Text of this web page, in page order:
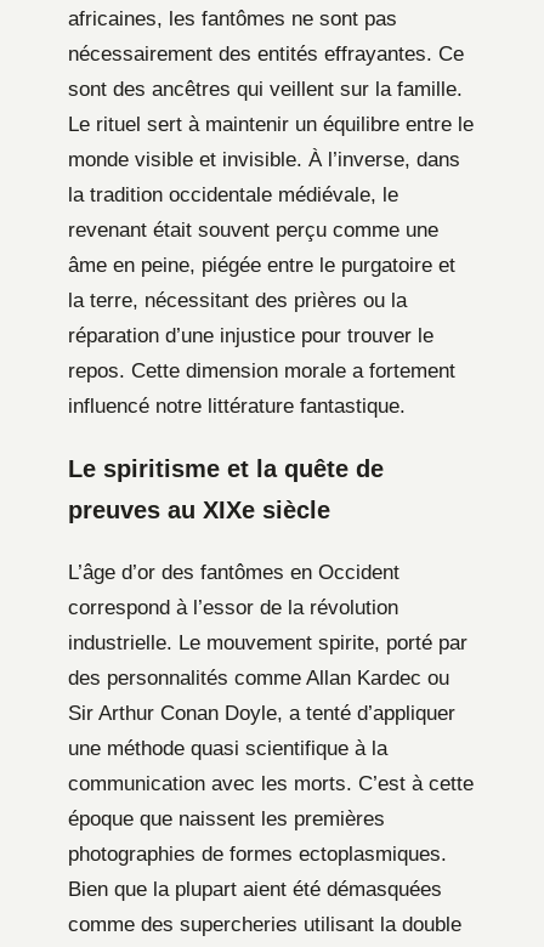
africaines, les fantômes ne sont pas
nécessairement des entités effrayantes. Ce
sont des ancêtres qui veillent sur la famille.
Le rituel sert à maintenir un équilibre entre le
monde visible et invisible. À l’inverse, dans
la tradition occidentale médiévale, le
revenant était souvent perçu comme une
âme en peine, piégée entre le purgatoire et
la terre, nécessitant des prières ou la
réparation d’une injustice pour trouver le
repos. Cette dimension morale a fortement
influencé notre littérature fantastique.
Le spiritisme et la quête de
preuves au XIXe siècle
L’âge d’or des fantômes en Occident
correspond à l’essor de la révolution
industrielle. Le mouvement spirite, porté par
des personnalités comme Allan Kardec ou
Sir Arthur Conan Doyle, a tenté d’appliquer
une méthode quasi scientifique à la
communication avec les morts. C’est à cette
époque que naissent les premières
photographies de formes ectoplasmiques.
Bien que la plupart aient été démasquées
comme des supercheries utilisant la double